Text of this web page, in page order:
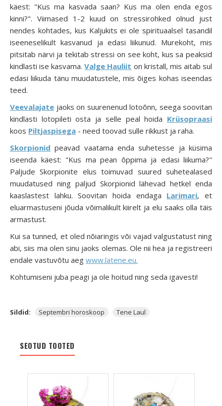
käest: "Kus ma kasvada saan? Kus ma olen enda egos
kinni?". Viimased 1-2 kuud on stressirohked olnud just
nendes kohtades, kus Kaljukits ei ole spirituaalsel tasandil
iseeneselikult kasvanud ja edasi liikunud. Murekoht, mis
pitsitab närvi ja tekitab stressi on see koht, kus sa peaksid
kindlasti ise kasvama.Valge Hauliit on kristall, mis aitab sul
edasi liikuda tänu muudatustele, mis õiges kohas iseendas
teed.
Veevalajate jaoks on suurenenud lotoõnn, seega soovitan
kindlasti lotopileti osta ja selle peal hoida Krüsopraasi
koos Piltjaspisega - need toovad sulle rikkust ja raha.
Skorpionid peavad vaatama enda suhetesse ja küsima
iseenda käest: "Kus ma pean õppima ja edasi liikuma?"
Paljude Skorpionite elus toimuvad suured suhetealased
muudatused ning paljud Skorpionid lähevad hetkel enda
kaaslastest lahku. Soovitan hoida endaga Larimari, et
eluarmastuseni jõuda võimalikult kiirelt ja elu saaks olla täis
armastust.
Kui sa tunned, et oled nõiaringis või vajad valgustatust ning
abi, siis ma olen sinu jaoks olemas. Ole nii hea ja registreeri
endale vastuvõtu aeg www.latene.eu.
Kohtumiseni juba peagi ja ole hoitud ning seda igavesti!
Sildid: Septembri horoskoop Tene Laul
SEOTUD TOOTED